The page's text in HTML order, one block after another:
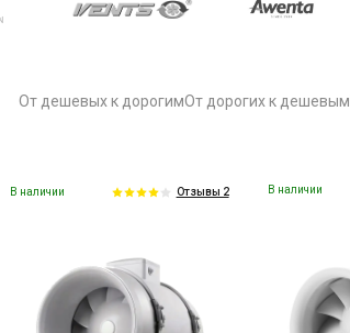
От дешевых к дорогимОт дорогих к дешевым
В наличии Отзывы 2 В наличии